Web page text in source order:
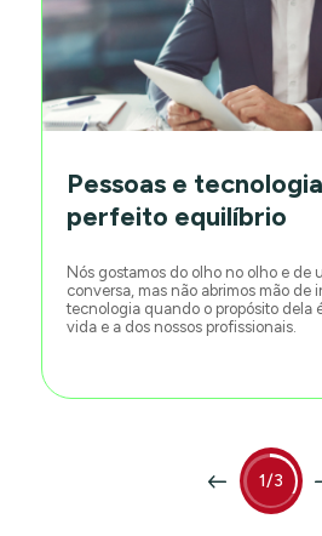
Pessoas e
perfeito equilíbrio
Nós gostamos do olho no olho e de
conversa, mas não abrimos mão de
tecnologia quando o propósito dela
vida e a dos nossos profissionais.
1/3